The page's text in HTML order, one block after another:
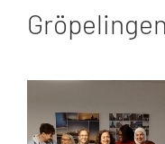
Gröpelingen